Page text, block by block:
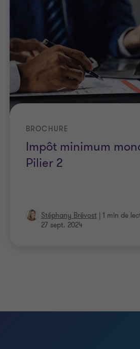
Impôt minimum
Pilier 2
BROCHURE
Stéphany Brévost | 1 min de
27 sept. 2024